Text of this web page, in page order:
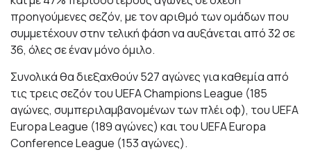
προηγούμενες σεζόν, με τον αριθμό των ομάδων που
συμμετέχουν στην τελική φάση να αυξάνεται από 32 σε
36, όλες σε έναν μόνο όμιλο.
Συνολικά θα διεξαχθούν 527 αγώνες για καθεμία από
τις τρεις σεζόν του UEFA Champions League (185
αγώνες, συμπεριλαμβανομένων των πλέι οφ), του UEFA
Europa League (189 αγώνες) και του UEFA Europa
Conference League (153 αγώνες).